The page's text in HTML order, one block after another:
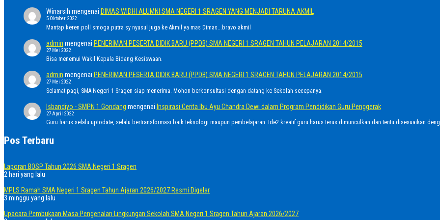
Winarsih mengenai DIMAS WIDHI ALUMNI SMA NEGERI 1 SRAGEN YANG MENJADI TARUNA AKMIL
5 Oktober 2022
Mantap keren poll smoga putra sy nyusul juga ke Akmil ya mas Dimas...bravo akmil
admin mengenai PENERIMAN PESERTA DIDIK BARU (PPDB) SMA NEGERI 1 SRAGEN TAHUN PELAJARAN 2014/2015
27 Mei 2022
Bisa menemui Wakil Kepala Bidang Kesiswaan.
admin mengenai PENERIMAN PESERTA DIDIK BARU (PPDB) SMA NEGERI 1 SRAGEN TAHUN PELAJARAN 2014/2015
27 Mei 2022
Selamat pagi, SMA Negeri 1 Sragen siap menerima. Mohon berkonsultasi dengan datang ke Sekolah secepanya.
Isbandiyo - SMPN 1 Gondang mengenai Inspirasi Cerita Ibu Ayu Chandra Dewi dalam Program Pendidikan Guru Penggerak
27 April 2022
Guru harus selalu uptodate, selalu bertransformasi baik teknologi maupun pembelajaran. Ide2 kreatif guru harus terus dimunculkan dan tentu disesuaikan
Pos Terbaru
Laporan BOSP Tahun 2026 SMA Negeri 1 Sragen
2 hari yang lalu
MPLS Ramah SMA Negeri 1 Sragen Tahun Ajaran 2026/2027 Resmi Digelar
3 minggu yang lalu
Upacara Pembukaan Masa Pengenalan Lingkungan Sekolah SMA Negeri 1 Sragen Tahun Ajaran 2026/2027